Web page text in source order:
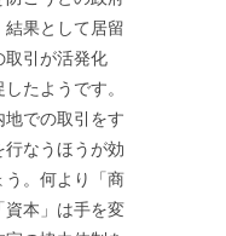
果として居留
取引が活発化
たようです。
地での取引をす
行なうほうが効
う。何より「商
資本」は手を変